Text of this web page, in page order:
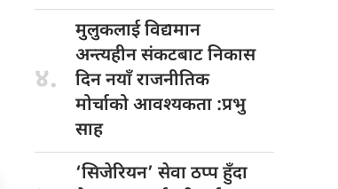
४.
मुलुकलाई विद्यमान
अन्त्यहीन संकटबाट निकास
दिन नयाँ राजनीतिक
मोर्चाको आवश्यकता :प्रभु
साह
‘सिजेरियन’ सेवाठप्प हुँदा